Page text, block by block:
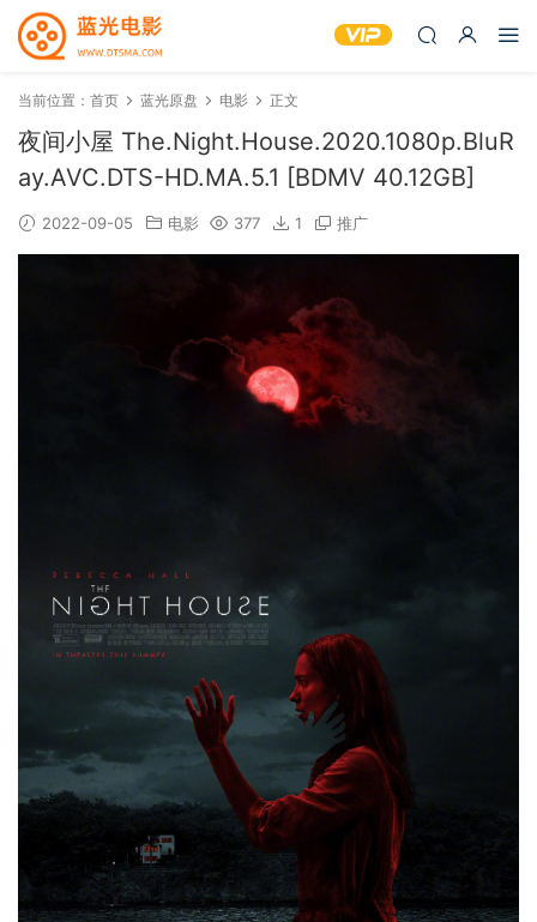
当前位置： 首页 蓝光原盘 电影 正文
夜间小屋 The.Night.House.2020.1080p.BluR
ay.AVC.DTS-HD.MA.5.1 [BDMV 40.12GB]
2022-09-05 电影 377 1 推广